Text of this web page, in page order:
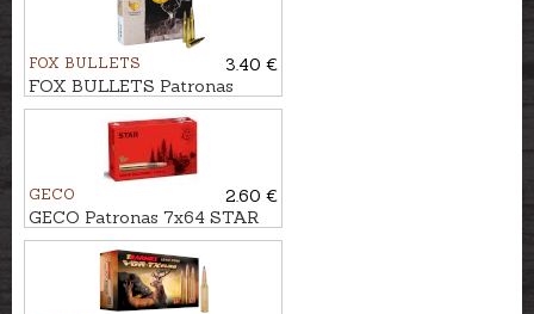
FOX BULLETS
3.40 €
FOX BULLETS Patronas
7x64 8,4g - bezsvina
GECO
2.60 €
GECO Patronas 7x64 STAR
9,1g - Bezsvina